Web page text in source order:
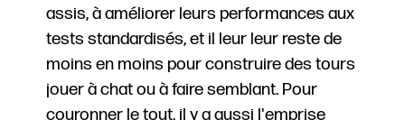
assis, à améliorer leurs performances aux
tests standardisés, et il leur leur reste de
moins en moins pour construire des tours
jouer à chat ou à faire semblant. Pour
couronner le tout, il y a aussi l'emprise